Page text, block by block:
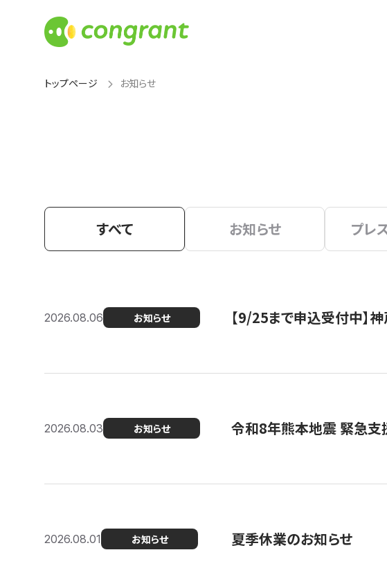
トップページ お知らせ
すべて お知らせ プレ
2026.08.06 お知らせ 【9/25まで申込受付中】
2026.08.03 お知らせ 令和8年熊本地震 緊急支
2026.08.01 お知らせ 夏季休業のお知らせ